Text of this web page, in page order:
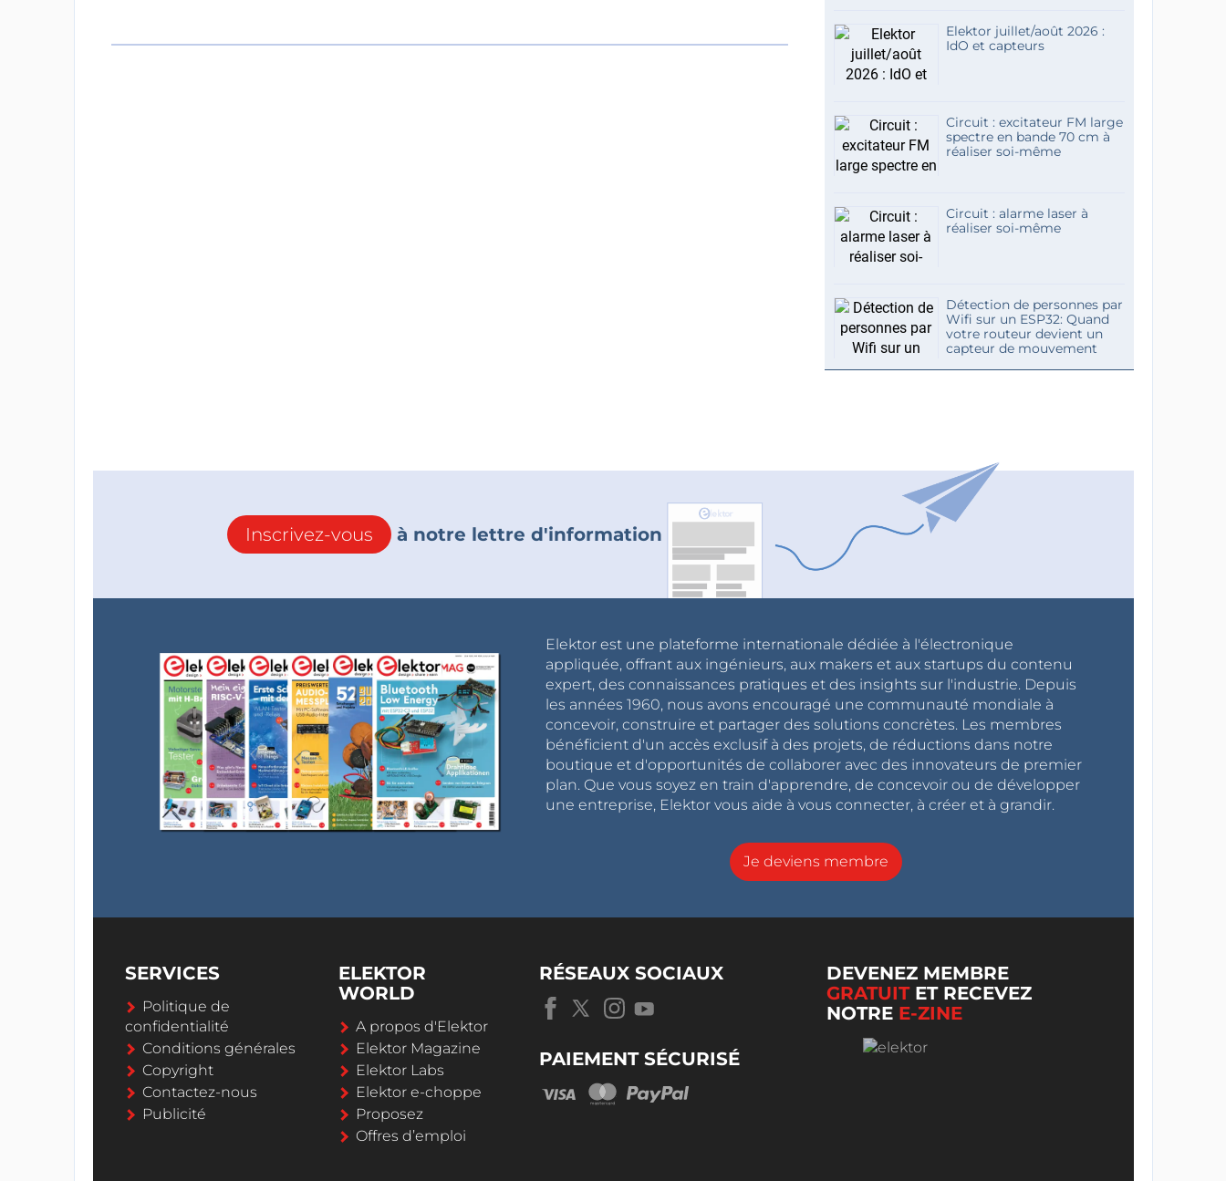
Elektor juillet/août 2026 :
IdO et capteurs
Circuit : excitateur FM large
spectre en bande 70 cm à
réaliser soi-même
Circuit : alarme laser à
réaliser soi-même
Détection de personnes par
Wifi sur un ESP32: Quand
votre routeur devient un
capteur de mouvement
Inscrivez-vous à notre lettre d'information
Elektor est une plateforme internationale dédiée à l'électronique
appliquée, offrant aux ingénieurs, aux makers et aux startups du contenu
expert, des connaissances pratiques et des insights sur l'industrie. Depuis
les années 1960, nous avons encouragé une communauté mondiale à
concevoir, construire et partager des solutions concrètes. Les membres
bénéficient d'un accès exclusif à des projets, de réductions dans notre
boutique et d'opportunités de collaborer avec des innovateurs de premier
plan. Que vous soyez en train d'apprendre, de concevoir ou de développer
une entreprise, Elektor vous aide à vous connecter, à créer et à grandir.
Je deviens membre
SERVICES
Politique de
confidentialité
Conditions générales
Copyright
Contactez-nous
Publicité
ELEKTOR
WORLD
A propos d'Elektor
Elektor Magazine
Elektor Labs
Elektor e-choppe
Proposez
Offres d’emploi
RÉSEAUX SOCIAUX
PAIEMENT SÉCURISÉ
DEVENEZ MEMBRE
GRATUITET RECEVEZ
NOTRE E-ZINE